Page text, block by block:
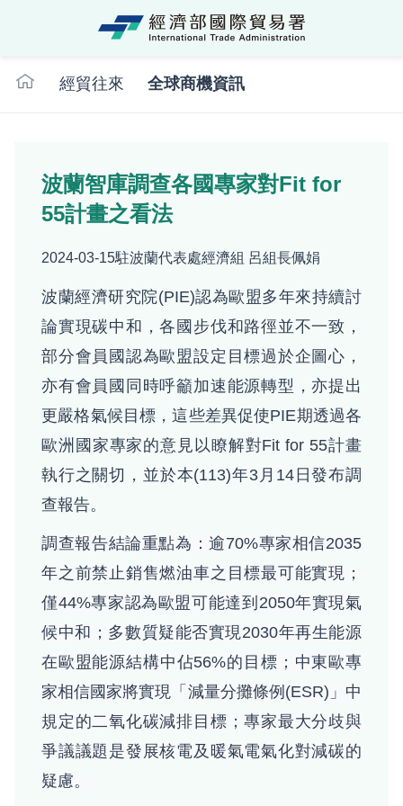
::: 經貿往來 全球商機資訊
波蘭智庫調查各國專家對Fit for
55計畫之看法
2024-03-15駐波蘭代表處經濟組 呂組長佩娟
波蘭經濟研究院(PIE)認為歐盟多年來持續討
論實現碳中和，各國步伐和路徑並不一致，
部分會員國認為歐盟設定目標過於企圖心，
亦有會員國同時呼籲加速能源轉型，亦提出
更嚴格氣候目標，這些差異促使PIE期透過各
歐洲國家專家的意見以瞭解對Fit for 55計畫
執行之關切，並於本(113)年3月14日發布調
查報告。
調查報告結論重點為：逾70%專家相信2035
年之前禁止銷售燃油車之目標最可能實現；
僅44%專家認為歐盟可能達到2050年實現氣
候中和； 多數質疑能否實現2030年再生能源
在歐盟能源結構中佔56%的目標； 中東歐專
家相信國家將實現「減量分攤條例(ESR)」中
規定的二氧化碳減排目標； 專家最大分歧與
爭議議題是發展核電及暖氣電氣化對減碳的
疑慮。